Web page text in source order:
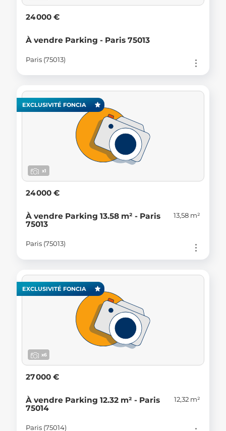
24 000 €
À vendre Parking - Paris 75013
Paris (75013)
EXCLUSIVITÉ FONCIA
x1
24 000 €
À vendre Parking 13.58 m² - Paris
75013
13,58 m²
Paris (75013)
EXCLUSIVITÉ FONCIA
x6
27 000 €
À vendre Parking 12.32 m² - Paris
75014
12,32 m²
Paris (75014)